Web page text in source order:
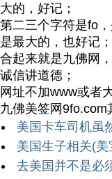
大的，好记；
第二三个字符是fo
是最大的，也好记；
合起来就是九佛网
诚信讲道德；
网址不加www或者
九佛美签网9fo.com
美国卡车司机虽
美国生子相关(美
去美国并不是必